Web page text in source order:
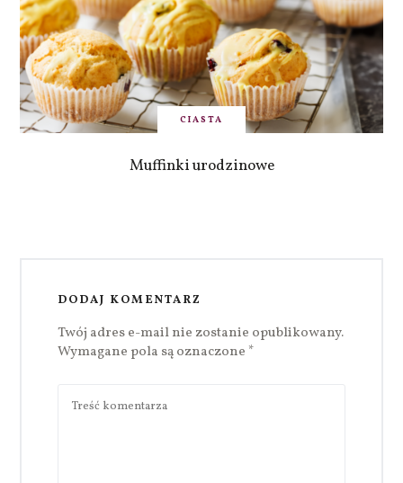
CIASTA
Muffinki urodzinowe
DODAJ KOMENTARZ
Twój adres e-mail nie zostanie opublikowany.
Wymagane pola są oznaczone *